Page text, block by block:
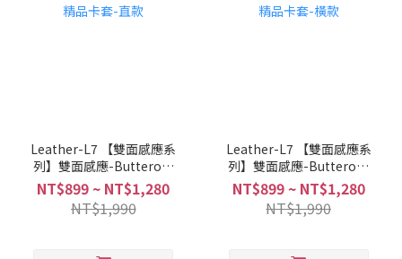
Leather-L7 【雙面感應系
列】雙面感應-Buttero牛
皮精品卡套-直款
NT$899 ~ NT$1,280
NT$1,990
Leather-L7 【雙面感應系
列】雙面感應-Buttero牛
皮精品卡套-橫款
NT$899 ~ NT$1,280
NT$1,990